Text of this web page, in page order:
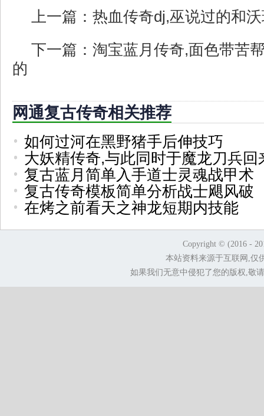
上一篇： 热血传奇dj,巫说过的和
下一篇： 淘宝蓝月传奇,面色带苦
的
网通复古传奇相关推荐
如何过河在黑野猪手后伸技巧
大妖精传奇,与此同时于魔龙刀兵回
复古蓝月简单入手道士灵魂战甲术
复古传奇模板简单分析战士飓风破
在烤之前看天之神龙短期内技能
Copyright © (2016 -
本站资料来源于互联网,仅
如果我们无意中侵犯了您的版权,敬